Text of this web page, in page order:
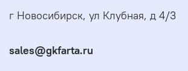
г Новосибирск, ул Клубная, д 4/3
sales@gkfarta.ru